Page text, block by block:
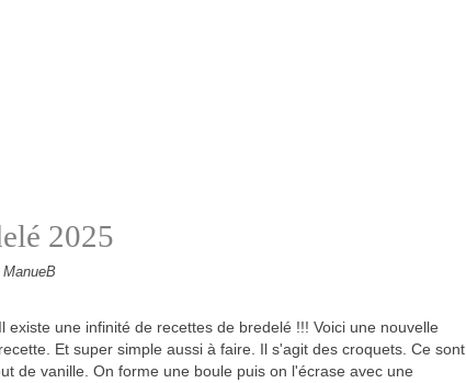
2025
ManueB
Il existe une infinité de recettes de bredelé !!! Voici une nouvelle
recette. Et super simple aussi à faire. Il s'agit des croquets. Ce sont
de vanille. On forme une boule puis on l'écrase avec une